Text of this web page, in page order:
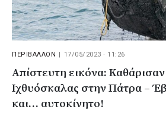
ΠΕΡΙΒΑΛΛΟΝ 17/05/2023 · 11:26
Απίστευτη εικόνα:
Ιχθυόσκαλας στην Πάτρα –
και… αυτοκίνητο!